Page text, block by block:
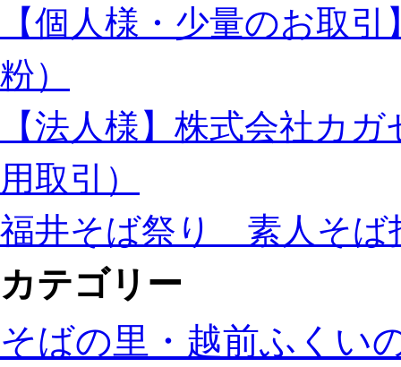
【個人様・少量のお取
粉）
【法人様】株式会社カ
用取引）
福井そば祭り 素人そば
カテゴリー
そばの里・越前ふくい